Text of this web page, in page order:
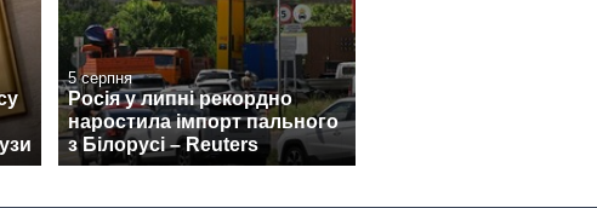
5 серпня
Росія у липні рекордно
наростила імпорт пального
з Білорусі – Reuters